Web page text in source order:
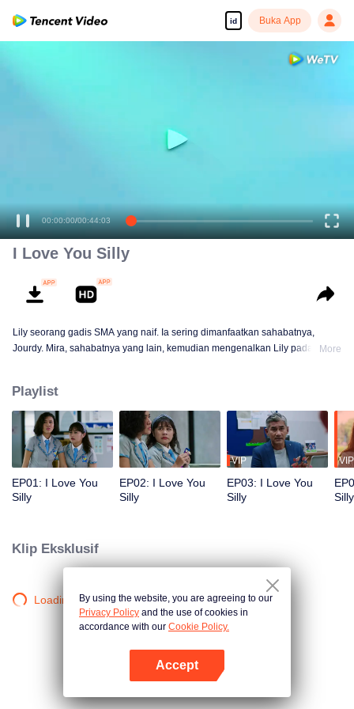
id Buka App
00:00:00/00:44:03
I Love You Silly
Lily seorang gadis SMA yang naif. Ia sering dimanfaatkan sahabatnya,
Jourdy. Mira, sahabatnya yang lain, kemudian mengenalkan Lily pada
Jourdy menjadi pemantik perasaan mereka yang sebenarnya pada satu
sama lain?
More
Playlist
EP01: I Love You
Silly
EP02: I Love You
Silly
VIP
EP03: I Love You
Silly
VIP
Silly
Klip Eksklusif
Loading…By using the website, you are agreeing to our
Privacy Policy and the use of cookies in
accordance with our Cookie Policy.
Accept